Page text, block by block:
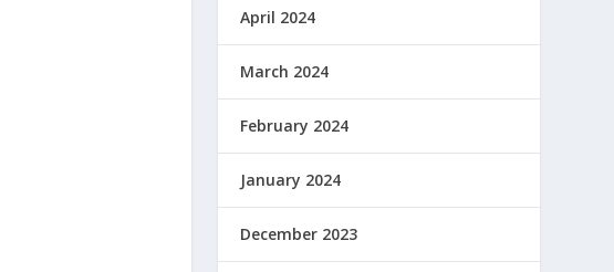
April 2024
March 2024
February 2024
January 2024
December 2023